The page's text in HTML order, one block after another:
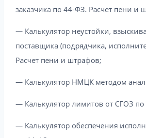
заказчика по 44-ФЗ. Расчет пени и
— Калькулятор неустойки,
поставщика (подрядчика,
Расчет пени и штрафов;
— Калькулятор НМЦК методом
— Калькулятор лимитов от СГОЗ
— Калькулятор обеспечения